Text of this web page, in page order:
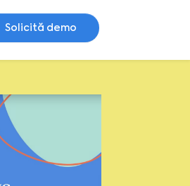
Solicită demo